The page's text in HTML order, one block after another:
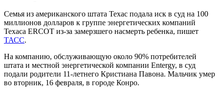
Семья из американского штата Техас подала иск в суд на 100
миллионов долларов к группе энергетических компаний
Техаса ERCOT из-за замерзшего насмерть ребенка, пишет
ТАСС.
На компанию, обслуживающую около 90% потребителей
штата и местной энергетической компании Entergy, в суд
подали родители 11-летнего Кристиана Павона. Мальчик умер
во вторник, 16 февраля, в городе Конро.